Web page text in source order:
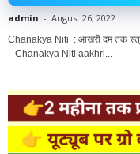
admin - August 26, 2022
Chanakya Niti : आखरी दम तक
| Chanakya Niti aakhri...